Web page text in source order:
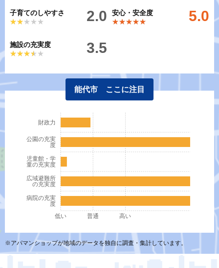
子育てのしやすさ
★★★★★
★★★★★ 2.0
安心・安全度
★★★★★
★★★★★ 5.0
施設の充実度
★★★★★
★★★★★ 3.5
能代市 ここに注目
病院の充実
度
広域避難所
の充実度
児童館・学
童の充実度
公園の充実
度
財政力
低い 普通 高い
※アパマンショップが地域のデータを独自に調査・集計しています。